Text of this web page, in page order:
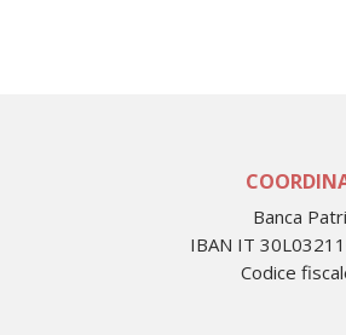
Banca
IBAN IT
Codice